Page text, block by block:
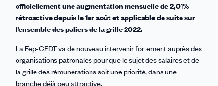
officiellement une augmentation mensuelle de 2,01%
rétroactive depuis le 1er août et applicable de suite sur
l’ensemble des paliers de la grille 2022.
La Fep-CFDT va de nouveau intervenir fortement auprès des
organisations patronales pour que le sujet des salaires et de
la grille des rémunérations soit une priorité, dans une
branche déjà peu attractive.